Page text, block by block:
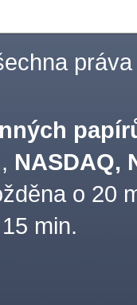
práva
, NASDAQ,
o 20
min.